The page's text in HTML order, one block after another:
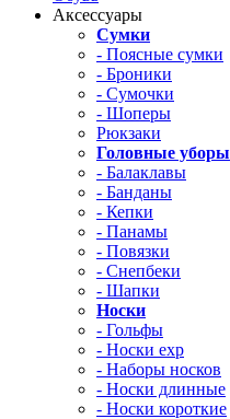
Аксессуары
Сумки
- Поясные сумки
- Броники
- Сумочки
- Шоперы
Рюкзаки
Головные уборы
- Балаклавы
- Банданы
- Кепки
- Панамы
- Повязки
- Снепбеки
- Шапки
Носки
- Гольфы
- Носки exp
- Наборы носков
- Носки длинные
- Носки короткие